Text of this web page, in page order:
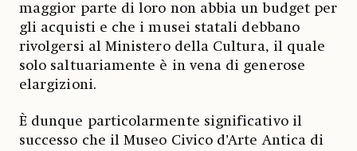
maggior parte di loro non abbia un budget per
gli acquisti e che i musei statali debbano
rivolgersi al Ministero della Cultura, il quale
solo saltuariamente è in vena di generose
elargizioni.
È dunque particolarmente significativo il
successo che il Museo Civico d’Arte Antica di